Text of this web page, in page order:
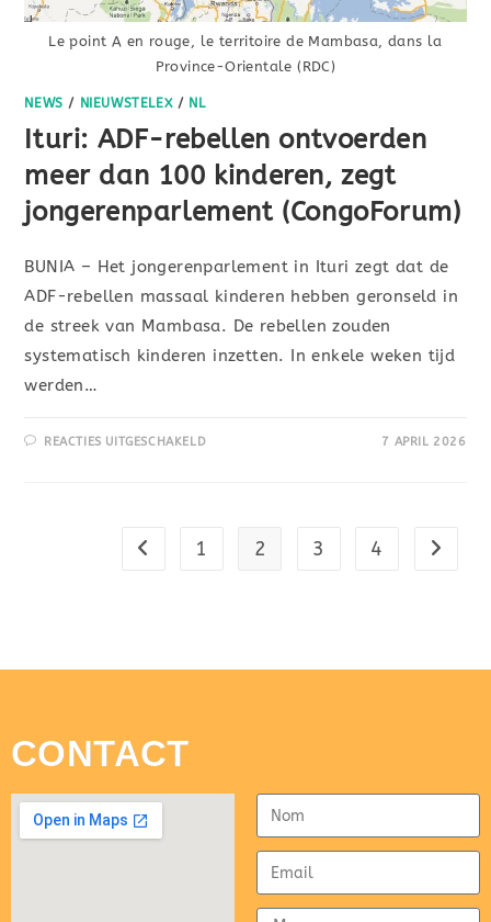
Le point A en rouge, le territoire de Mambasa, dans la
Province-Orientale (RDC)
NEWS / NIEUWSTELEX/ NL
Ituri: ADF-rebellen ontvoerden
meer dan 100 kinderen, zegt
jongerenparlement (CongoForum)
BUNIA – Het jongerenparlement in Ituri zegt dat de
ADF-rebellen massaal kinderen hebben geronseld in
de streek van Mambasa. De rebellen zouden
systematisch kinderen inzetten. In enkele weken tijd
werden…
REACTIES UITGESCHAKELD 7 APRIL 2026
1 2 3 4
CONTACT